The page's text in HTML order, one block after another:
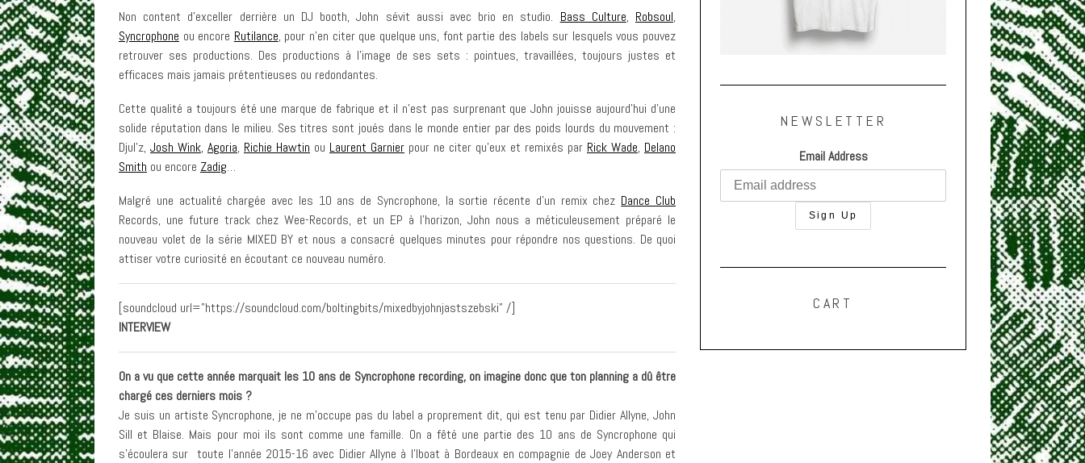
Non content d’exceller derrière un DJ booth, John sévit aussi avec brio en studio. Bass Culture, Robsoul,
Syncrophone ou encore Rutilance, pour n’en citer que quelque uns, font partie des labels sur lesquels vous pouvez
retrouver ses productions. Des productions à l’image de ses sets : pointues, travaillées, toujours justes et
efficaces mais jamais prétentieuses ou redondantes.
Cette qualité a toujours été une marque de fabrique et il n’est pas surprenant que John jouisse aujourd’hui d’une
solide réputation dans le milieu. Ses titres sont joués dans le monde entier par des poids lourds du mouvement :
Djul’z, Josh Wink, Agoria, Richie Hawtin ou Laurent Garnier pour ne citer qu’eux et remixés par Rick Wade, Delano
Smith ou encore Zadig…
Malgré une actualité chargée avec les 10 ans de Syncrophone, la sortie récente d’un remix chez Dance Club
Records, une future track chez Wee-Records, et un EP à l’horizon, John nous a méticuleusement préparé le
nouveau volet de la série MIXED BY et nous a consacré quelques minutes pour répondre nos questions. De quoi
attiser votre curiosité en écoutant ce nouveau numéro.
[soundcloud url=”https://soundcloud.com/boltingbits/mixedbyjohnjastszebski” /]
INTERVIEW
On a vu que cette année marquait les 10 ans de Syncrophone recording, on imagine donc que ton planning a dû être
chargé ces derniers mois ?
Je suis un artiste Syncrophone, je ne m’occupe pas du label a proprement dit, qui est tenu par Didier Allyne, John
Sill et Blaise. Mais pour moi ils sont comme une famille. On a fêté une partie des 10 ans de Syncrophone qui
s’écoulera sur toute l’année 2015-16 avec Didier Allyne à l’Iboat à Bordeaux en compagnie de Joey Anderson et
NEWSLETTER
Email Address
CART